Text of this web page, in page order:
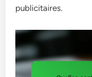
publicitaires.